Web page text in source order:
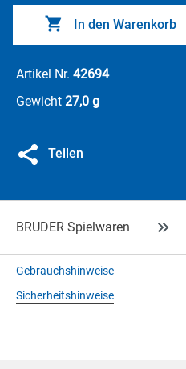
In den Warenkorb
Artikel Nr. 42694
Gewicht 27,0 g
Teilen
BRUDER Spielwaren
Gebrauchshinweise
Sicherheitshinweise